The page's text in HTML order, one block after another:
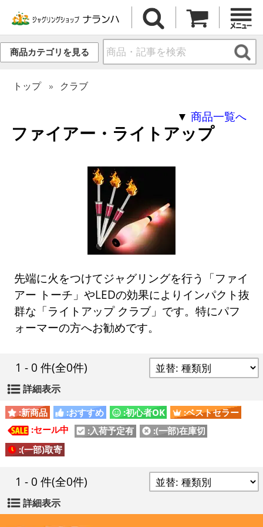
商品カテゴリを見る
トップ クラブ
ファイアー・ライトアップ
▼商品一覧へ
先端に火をつけてジャグリングを行う「ファイ
アー トーチ」やLEDの効果によりインパクト抜
群な「ライトアップ クラブ」です。特にパフ
ォーマーの方へお勧めです。
1 - 0 件(全0件)
詳細表示
:新商品 :おすすめ :初心者OK
:ベストセラー
:セール中
:入荷予定有
:(一部)在庫切
:(一部)取寄
1 - 0 件(全0件)
詳細表示